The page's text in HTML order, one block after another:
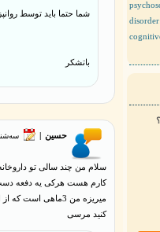
شما حتما باید توسط
باتشکر
حسین ﺳﻪشنبه 28
کارم هست هرکی یه دفعه دست
میریزه من 3ماهی
کنید مرسی